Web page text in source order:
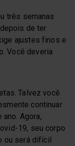
três semanas
de ter
ajustes finos e
Você deveria
Talvez você
continuar
Agora,
19, seu corpo
ou será difícil